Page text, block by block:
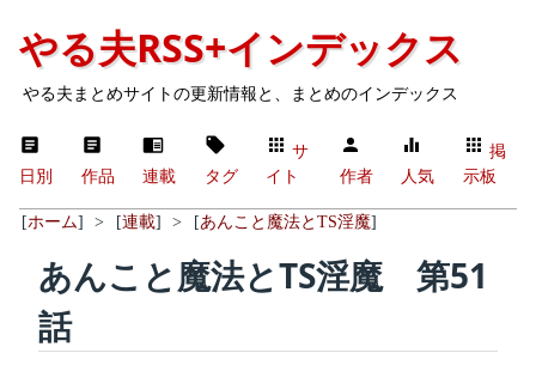
やる夫RSS+インデックス
やる夫まとめサイトの更新情報と、まとめのインデックス
日別 作品 連載 タグ
サ
イト
作者 人気
掲
示板
[ホーム] > [連載] > [あんこと魔法とTS淫魔]
あんこと魔法とTS淫魔 第51
話